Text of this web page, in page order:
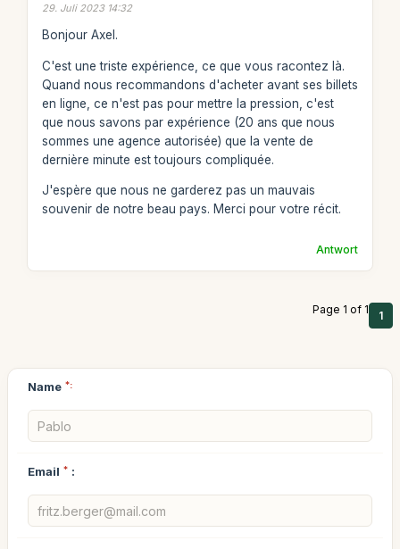
29. Juli 2023 14:32
Bonjour Axel.
C'est une triste expérience, ce que vous racontez là.
Quand nous recommandons d'acheter avant ses billets
en ligne, ce n'est pas pour mettre la pression, c'est
que nous savons par expérience (20 ans que nous
sommes une agence autorisée) que la vente de
dernière minute est toujours compliquée.
J'espère que nous ne garderez pas un mauvais
souvenir de notre beau pays. Merci pour votre récit.
Antwort
Page 1 of 1 1
Name *:
Email * :